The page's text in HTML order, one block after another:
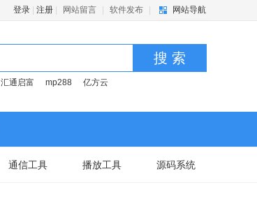
登录 注册 网站留言 软件发布 网站导航
搜 索
汇通启富 mp288 亿方云
通信工具 播放工具 源码系统